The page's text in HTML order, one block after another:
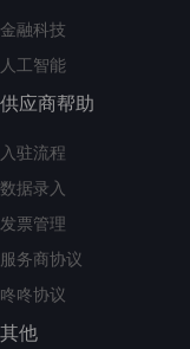
金融科技
人工智能
供应商帮助
入驻流程
数据录入
发票管理
服务商协议
咚咚协议
其他